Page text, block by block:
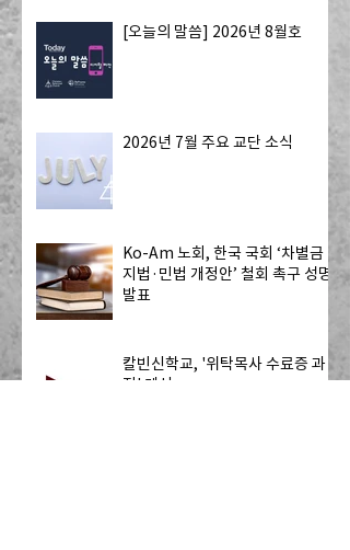
[오늘의 말씀] 2026년 8월호
2026년 7월 주요 교단 소식
Ko-Am 노회, 한국 국회 ‘차별금
지법·민법 개정안’ 철회 촉구 성명
발표
칼빈신학교, '위탁목사 수료증 과
정' 개설